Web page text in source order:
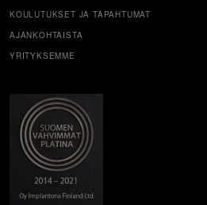
KOULUTUKSET JA TAPAHTUMAT
AJANKOHTAISTA
YRITYKSEMME